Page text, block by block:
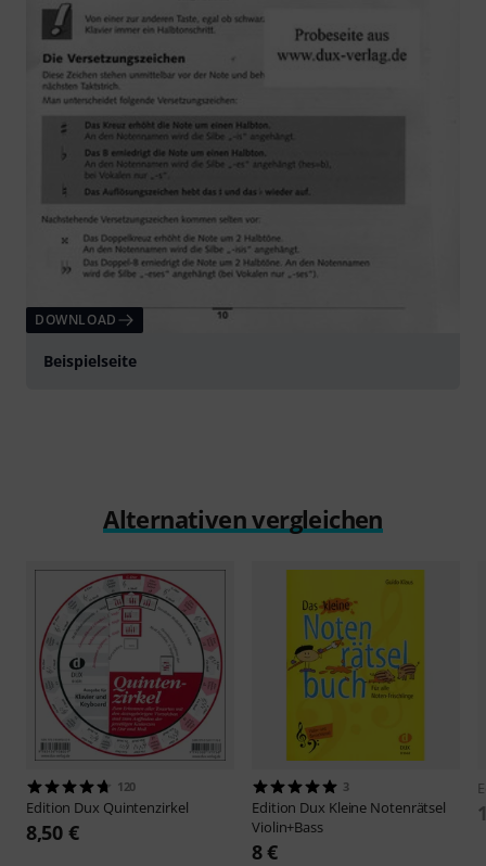
DOWNLOAD
Beispielseite
Alternativen vergleichen
120
Edition Dux Quintenzirkel
8,50 €
3
Edition Dux Kleine Notenrätsel
Violin+Bass
8 €